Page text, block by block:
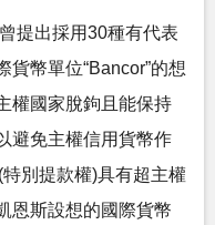
提出採用30種有代表
幣單位“Bancor”的想
權國家脫鉤且能保持
避免主權信用貨幣作
別提款權)具有超主權
恩斯設想的國際貨幣